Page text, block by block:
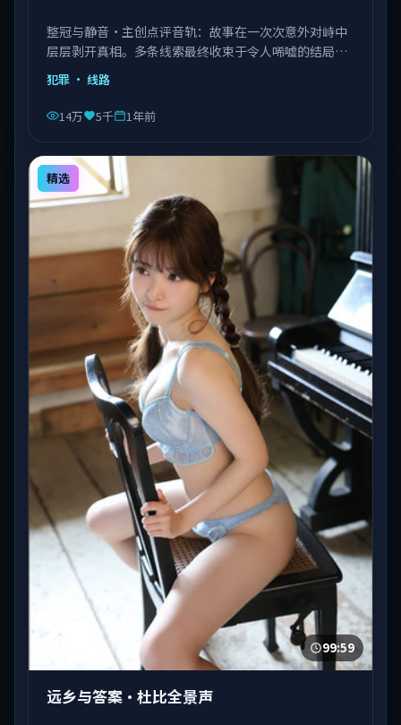
整冠与静音·主创点评音轨：故事在一次次意外对峙中
层层剥开真相。多条线索最终收束于令人唏嘘的结局。
由陈凯歌执导，乔杉、沈腾、易烊千玺等主演，泰国出
品，类型为犯罪。
犯罪 · 线路
14万 5千 1年前
精选
99:59
远乡与答案·杜比全景声